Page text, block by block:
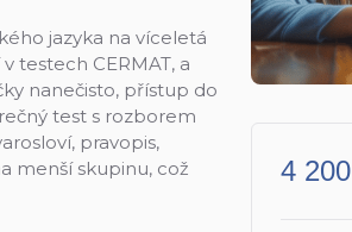
jazyka na víceletá
testech CERMAT, a
nanečisto, přístup do
test s rozborem
pravopis,
menší skupinu, což
4